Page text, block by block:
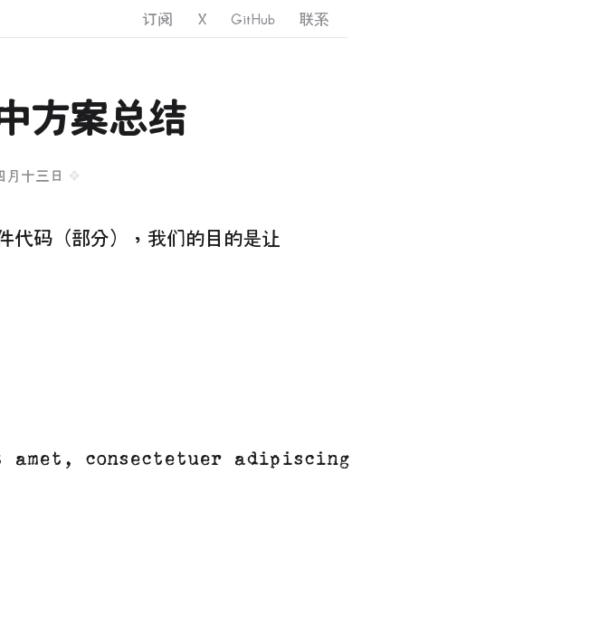
订阅 X GitHub 联系
方案总结
月十三日
代码（部分），我们的目的是让
amet, consectetuer adipiscing elit.Phasellus